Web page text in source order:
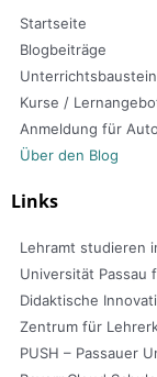
Startseite
Blogbeiträge
Kurse /
Anmeldung für
Über den Blog
Links
Lehramt studieren
Universität Passau
Didaktische
Zentrum für
PUSH – Passauer